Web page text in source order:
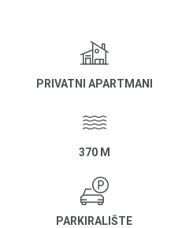
PRIVATNI APARTMANI
370 M
PARKIRALIŠTE